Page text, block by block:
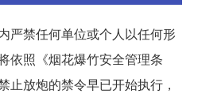
严禁任何单位或个人以任何形
依照《烟花爆竹安全管理条
止放炮的禁令早已开始执行，